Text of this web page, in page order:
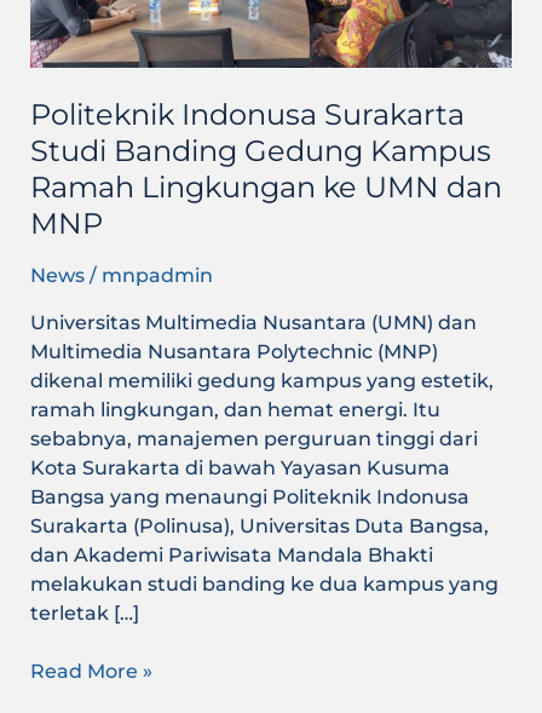
Politeknik Indonusa Surakarta
Studi Banding Gedung Kampus
Ramah Lingkungan ke UMN dan
MNP
News/ mnpadmin
Universitas Multimedia Nusantara (UMN) dan
Multimedia Nusantara Polytechnic (MNP)
dikenal memiliki gedung kampus yang estetik,
ramah lingkungan, dan hemat energi. Itu
sebabnya, manajemen perguruan tinggi dari
Kota Surakarta di bawah Yayasan Kusuma
Bangsa yang menaungi Politeknik Indonusa
Surakarta (Polinusa), Universitas Duta Bangsa,
dan Akademi Pariwisata Mandala Bhakti
melakukan studi banding ke dua kampus yang
terletak […]
Ramah
Lingkungan
ke
UMN
dan
MNP
Read More »